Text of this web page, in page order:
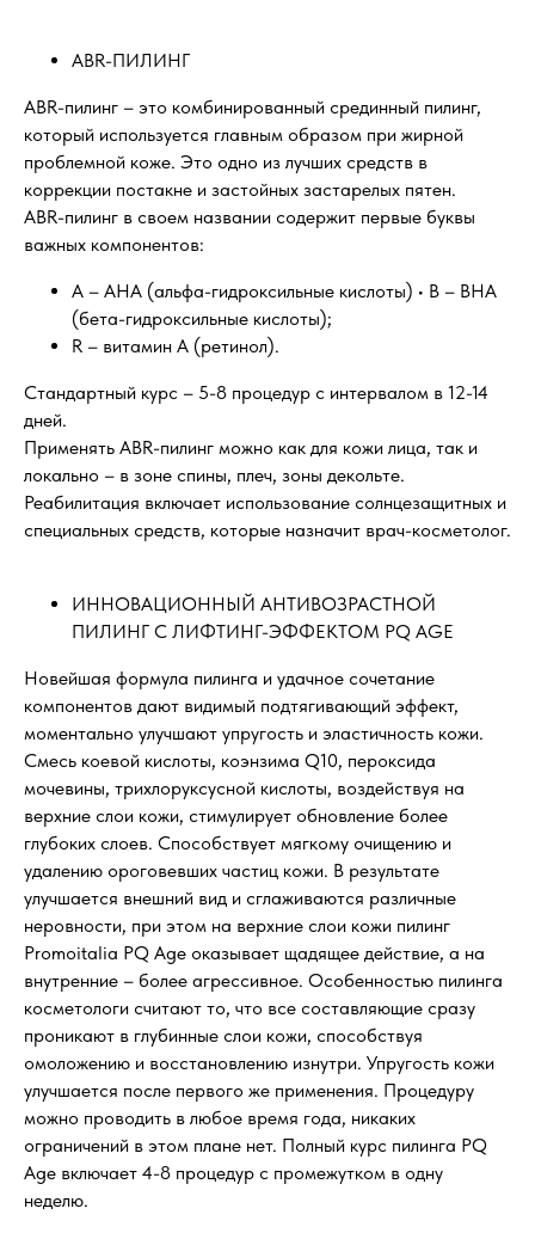
ABR-ПИЛИНГ
ABR-пилинг – это комбинированный срединный пилинг,
который используется главным образом при жирной
проблемной коже. Это одно из лучших средств в
коррекции постакне и застойных застарелых пятен.
ABR-пилинг в своем названии содержит первые буквы
важных компонентов:
А – AHA (альфа-гидроксильные кислоты) • В – ВНА
(бета-гидроксильные кислоты);
R – витамин А (ретинол).
Стандартный курс – 5-8 процедур с интервалом в 12-14
дней.
Применять ABR-пилинг можно как для кожи лица, так и
локально – в зоне спины, плеч, зоны декольте.
Реабилитация включает использование солнцезащитных и
специальных средств, которые назначит врач-косметолог.
ИННОВАЦИОННЫЙ АНТИВОЗРАСТНОЙ
ПИЛИНГ С ЛИФТИНГ-ЭФФЕКТОМ PQ AGE
Новейшая формула пилинга и удачное сочетание
компонентов дают видимый подтягивающий эффект,
моментально улучшают упругость и эластичность кожи.
Смесь коевой кислоты, коэнзима Q10, пероксида
мочевины, трихлоруксусной кислоты, воздействуя на
верхние слои кожи, стимулирует обновление более
глубоких слоев. Способствует мягкому очищению и
удалению ороговевших частиц кожи. В результате
улучшается внешний вид и сглаживаются различные
неровности, при этом на верхние слои кожи пилинг
Promoitalia PQ Age оказывает щадящее действие, а на
внутренние – более агрессивное. Особенностью пилинга
косметологи считают то, что все составляющие сразу
проникают в глубинные слои кожи, способствуя
омоложению и восстановлению изнутри. Упругость кожи
улучшается после первого же применения. Процедуру
можно проводить в любое время года, никаких
ограничений в этом плане нет. Полный курс пилинга PQ
Age включает 4-8 процедур с промежутком в одну
неделю.